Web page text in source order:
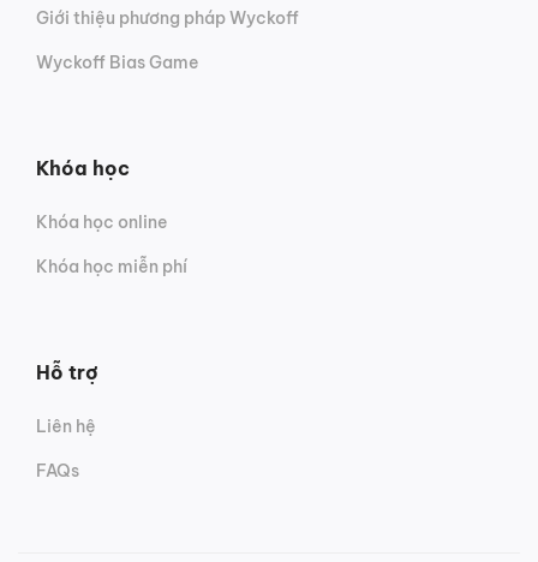
Giới thiệu phương pháp Wyckoff
Wyckoff Bias Game
Khóa học
Khóa học online
Khóa học miễn phí
Hỗ trợ
Liên hệ
FAQs